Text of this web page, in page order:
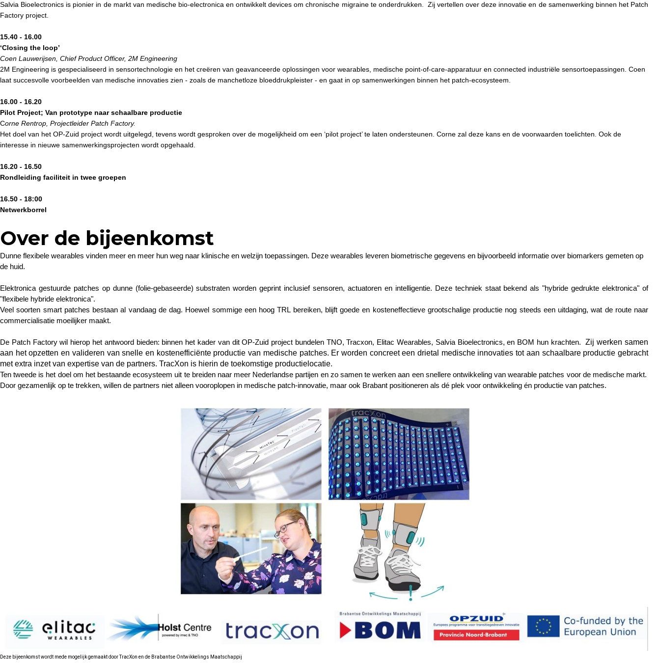
Salvia Bioelectronics is pionier in de markt van medische bio-electronica en ontwikkelt devices om chronische migraine te onderdrukken. Zij vertellen over deze innovatie en de samenwerking binnen het Patch
Factory project.
15.40 - 16.00
‘Closing the loop’
Coen Lauwerijsen, Chief Product Officer, 2M Engineering
2M Engineering is gespecialiseerd in sensortechnologie en het creëren van geavanceerde oplossingen voor wearables, medische point-of-care-apparatuur en connected industriële sensortoepassingen. Coen
laat succesvolle voorbeelden van medische innovaties zien - zoals de manchetloze bloeddrukpleister - en gaat in op samenwerkingen binnen het patch-ecosysteem.
16.00 - 16.20
Pilot Project; Van prototype naar schaalbare productie
Corne Rentrop, Projectleider Patch Factory.
Het doel van het OP-Zuid project wordt uitgelegd, tevens wordt gesproken over de mogelijkheid om een ‘pilot project’ te laten ondersteunen. Corne zal deze kans en de voorwaarden toelichten. Ook de
interesse in nieuwe samenwerkingsprojecten wordt opgehaald.
16.20 - 16.50
Rondleiding faciliteit in twee groepen
16.50 - 18:00
Netwerkborrel
Over de bijeenkomst
Dunne flexibele wearables vinden meer en meer hun weg naar klinische en welzijn toepassingen. Deze wearables leveren biometrische gegevens en bijvoorbeeld informatie over biomarkers gemeten op
de huid.
Elektronica gestuurde patches op dunne (folie-gebaseerde) substraten worden geprint inclusief sensoren, actuatoren en intelligentie. Deze techniek staat bekend als "hybride gedrukte elektronica" of
"flexibele hybride elektronica".
Veel soorten smart patches bestaan al vandaag de dag. Hoewel sommige een hoog TRL bereiken, blijft goede en kosteneffectieve grootschalige productie nog steeds een uitdaging, wat de route naar
commercialisatie moeilijker maakt.
De Patch Factory wil hierop het antwoord bieden: binnen het kader van dit OP-Zuid project bundelen TNO, Tracxon, Elitac Wearables, Salvia Bioelectronics, en BOM hun krachten.
Zij werken samen
aan het opzetten en valideren van snelle en kostenefficiënte productie van medische patches. Er worden concreet een drietal medische innovaties tot aan schaalbare productie gebracht
met extra inzet van expertise van de partners. TracXon is hierin de toekomstige productielocatie.
Ten tweede is het doel om het bestaande ecosysteem uit te breiden naar meer Nederlandse partijen en zo samen te werken aan een snellere ontwikkeling van wearable patches voor de medische markt.
Door gezamenlijk op te trekken, willen de partners niet alleen vooroplopen in medische patch-innovatie, maar ook Brabant positioneren als dé plek voor ontwikkeling én productie van patches.
Deze bijeenkomst wordt mede mogelijk gemaakt door TracXon en de Brabantse Ontwikkelings Maatschappij